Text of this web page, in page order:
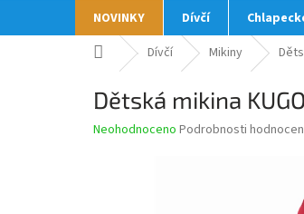
NOVINKY Dívčí
Domů Dívčí Mikiny
Dětská mikina
Průměrné
Neohodnoceno Podrobnosti